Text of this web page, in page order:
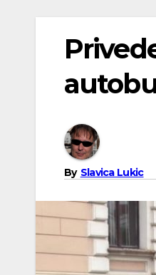
By Slavica Lukic